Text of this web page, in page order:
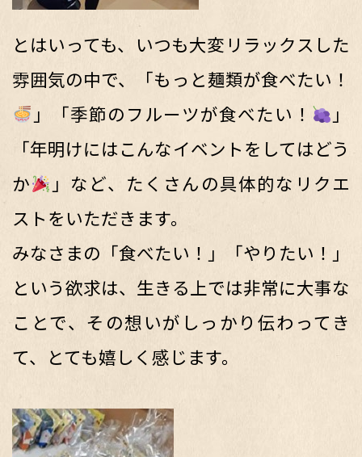
とはいっても、いつも大変リラックスした
雰囲気の中で、「もっと麺類が食べたい！
」「季節のフルーツが食べたい！
」
「年明けにはこんなイベントをしてはどう
か
」など、たくさんの具体的なリクエ
ストをいただきます。
みなさまの「食べたい！」「やりたい！」
という欲求は、生きる上では非常に大事な
ことで、その想いがしっかり伝わってき
て、とても嬉しく感じます。